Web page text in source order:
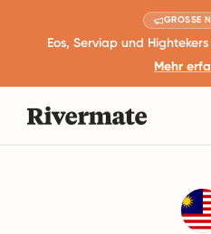
GROSSE
Eos, Serviap und
Mehr